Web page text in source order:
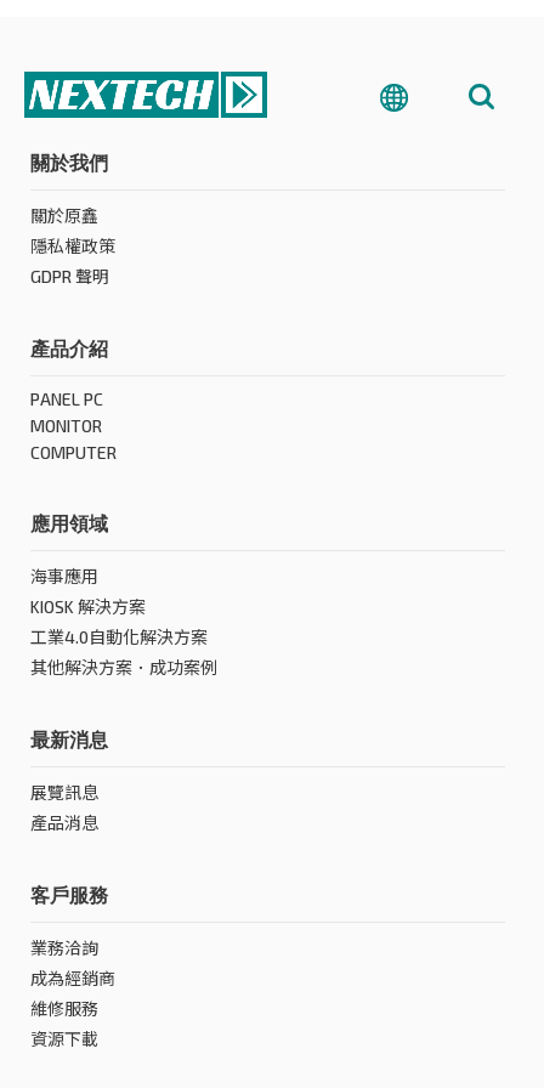
關於我們
關於原鑫
隱私權政策
GDPR 聲明
產品介紹
PANEL PC
MONITOR
COMPUTER
應用領域
海事應用
KIOSK 解決方案
工業4.0自動化解決方案
其他解決方案．成功案例
最新消息
展覽訊息
產品消息
客戶服務
業務洽詢
成為經銷商
維修服務
資源下載